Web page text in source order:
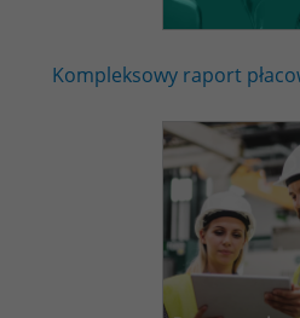
Kompleksowy raport